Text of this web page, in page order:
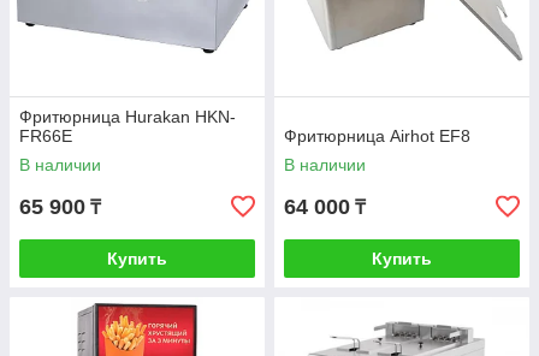
Фритюрница Hurakan HKN-
FR66E
В наличии
65 900 ₸
Купить
Фритюрница Airhot EF8
В наличии
64 000 ₸
Купить